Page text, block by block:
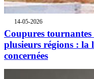
14-05-2026
Coupures
plusieurs régions : la
concernées